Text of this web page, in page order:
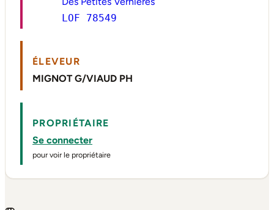
LOF 78549
ÉLEVEUR
MIGNOT G/VIAUD PH
PROPRIÉTAIRE
Se connecter
pour voir le propriétaire